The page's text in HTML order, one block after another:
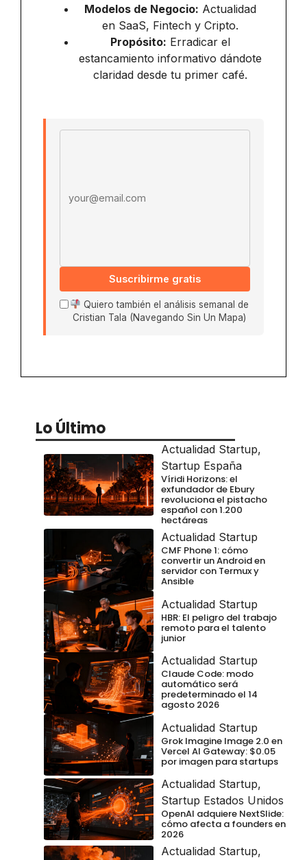
Modelos de Negocio: Actualidad
en SaaS, Fintech y Cripto.
Propósito: Erradicar el
estancamiento informativo dándote
claridad desde tu primer café.
Suscribirme gratis
Quiero también el análisis semanal de
Cristian Tala (Navegando Sin Un Mapa)
Lo Último
Actualidad Startup,
Startup España
Víridi Horizons: el
exfundador de Ebury
revoluciona el pistacho
español con 1.200
hectáreas
Actualidad Startup
CMF Phone 1: cómo
convertir un Android en
servidor con Termux y
Ansible
Actualidad Startup
HBR: El peligro del trabajo
remoto para el talento
junior
Actualidad Startup
Claude Code: modo
automático será
predeterminado el 14
agosto 2026
Actualidad Startup
Grok Imagine Image 2.0 en
Vercel AI Gateway: $0.05
por imagen para startups
Actualidad Startup,
Startup Estados Unidos
OpenAI adquiere NextSlide:
cómo afecta a founders en
2026
Actualidad Startup,